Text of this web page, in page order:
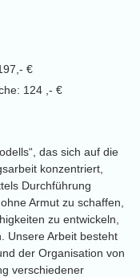
€
124 ,- €
das sich auf die
konzentriert,
Durchführung
Armut zu schaffen,
zu entwickeln,
Unsere Arbeit besteht
der Organisation von
verschiedener